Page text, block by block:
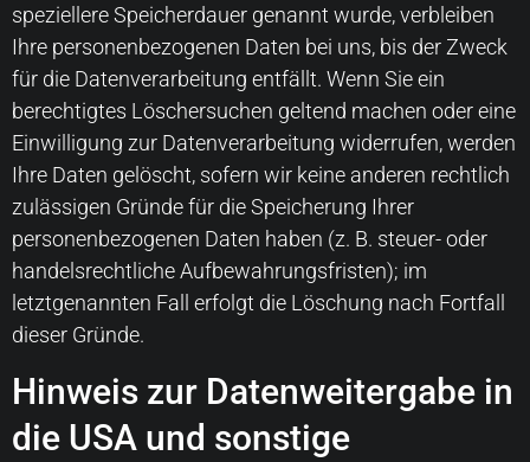
speziellere Speicherdauer genannt wurde, verbleiben
Ihre personenbezogenen Daten bei uns, bis der Zweck
für die Datenverarbeitung entfällt. Wenn Sie ein
berechtigtes Löschersuchen geltend machen oder eine
Einwilligung zur Datenverarbeitung widerrufen, werden
Ihre Daten gelöscht, sofern wir keine anderen rechtlich
zulässigen Gründe für die Speicherung Ihrer
personenbezogenen Daten haben (z. B. steuer- oder
handelsrechtliche Aufbewahrungsfristen); im
letztgenannten Fall erfolgt die Löschung nach Fortfall
dieser Gründe.
Hinweis zur Datenweitergabe in
die USA und sonstige